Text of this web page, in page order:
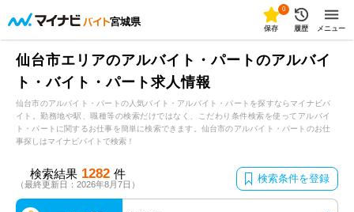
宮城県
0
保存 履歴 メニュー
仙台市エリアのアルバイト・パートのアルバイ
ト・バイト・パート求人情報
仙台市のアルバイト・パートの人気バイト・アルバイト・パートを探すならマイナビバ
イト。勤務地や駅、職種等の検索だけではなく、こだわり条件検索を使ってアルバイ
ト・パートに関するお仕事を簡単に検索できます。仙台市のアルバイト・パートのお仕
事探しはマイナビバイトで検索！
検索結果 1282 件
（最終更新日：2026年8月7日） 検索条件を登録